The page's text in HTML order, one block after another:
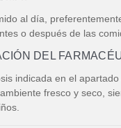
al día,
o después de las
DEL
indicada en el apartado
fresco y seco,